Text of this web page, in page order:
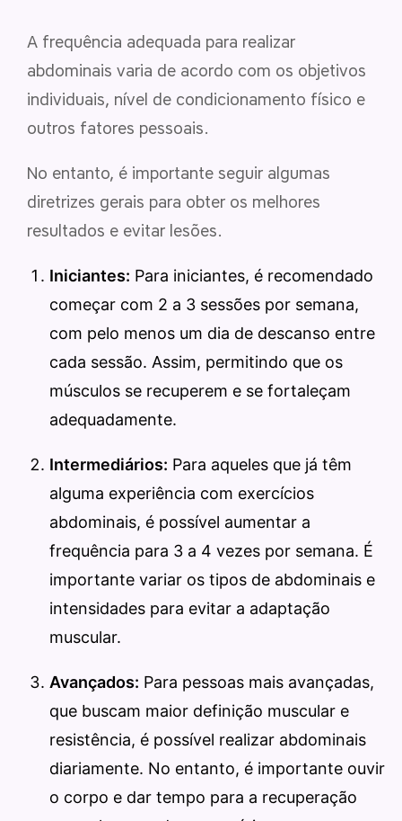
A frequência adequada para realizar
abdominais varia de acordo com os objetivos
individuais, nível de condicionamento físico e
outros fatores pessoais.
No entanto, é importante seguir algumas
diretrizes gerais para obter os melhores
resultados e evitar lesões.
Iniciantes: Para iniciantes, é recomendado
começar com 2 a 3 sessões por semana,
com pelo menos um dia de descanso entre
cada sessão. Assim, permitindo que os
músculos se recuperem e se fortaleçam
adequadamente.
Intermediários: Para aqueles que já têm
alguma experiência com exercícios
abdominais, é possível aumentar a
frequência para 3 a 4 vezes por semana. É
importante variar os tipos de abdominais e
intensidades para evitar a adaptação
muscular.
Avançados: Para pessoas mais avançadas,
que buscam maior definição muscular e
resistência, é possível realizar abdominais
diariamente. No entanto, é importante ouvir
o corpo e dar tempo para a recuperação